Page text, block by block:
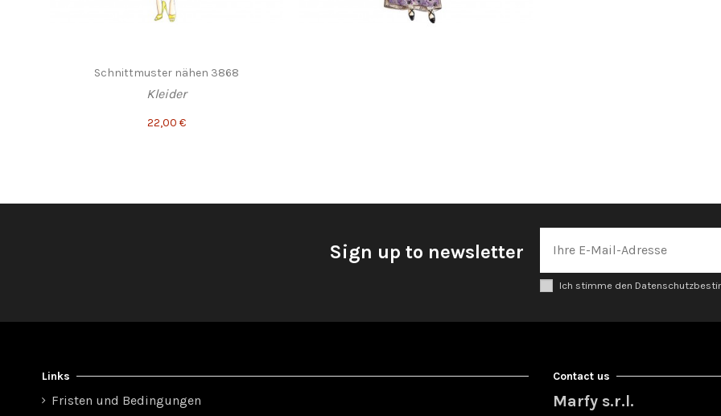
Schnittmuster nähen 3868
Kleider
22,00 €
Sign up to newsletter
Ich stimme den
Links
Fristen und Bedingungen
Contact us
Marfy s.r.l.